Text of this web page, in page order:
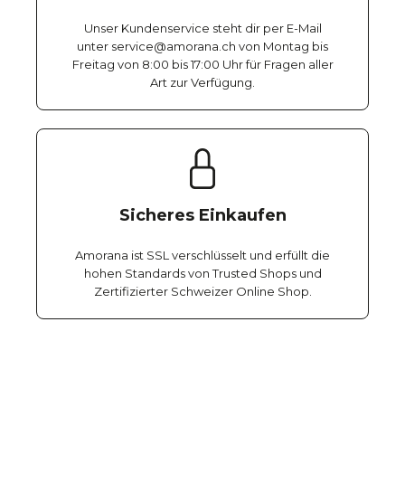
Unser Kundenservice steht dir per E-Mail
unter service@amorana.ch von Montag bis
Freitag von 8:00 bis 17:00 Uhr für Fragen aller
Art zur Verfügung.
Sicheres Einkaufen
Amorana ist SSL verschlüsselt und erfüllt die
hohen Standards von Trusted Shops und
Zertifizierter Schweizer Online Shop.